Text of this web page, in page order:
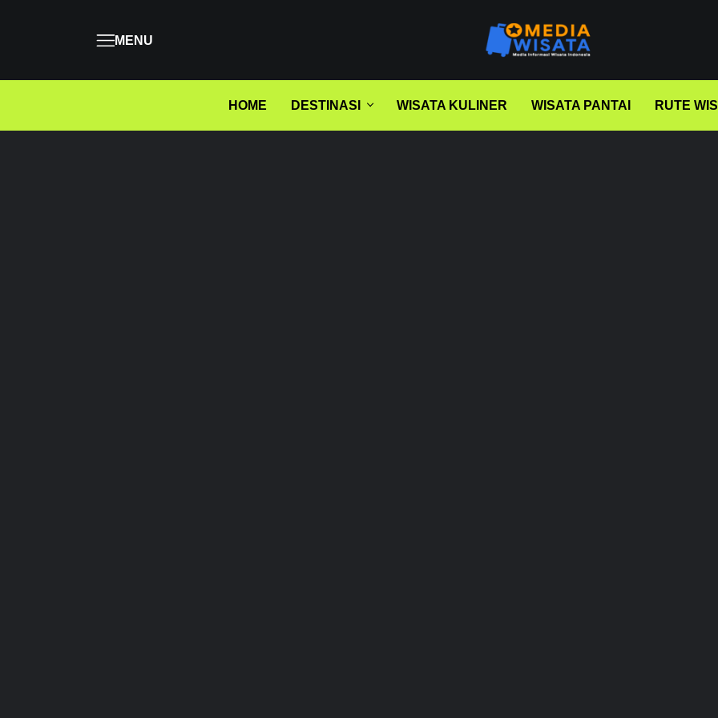
MENU
HOME DESTINASI WISATA KULINER WISATA PANTAI RUTE